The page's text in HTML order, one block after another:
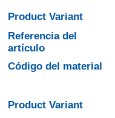
Product Variant
Referencia del
artículo
Código del material
Product Variant